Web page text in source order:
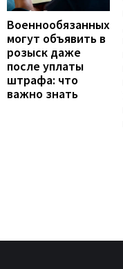
Военнообязанных
могут объявить в
розыск даже
после уплаты
штрафа: что
важно знать